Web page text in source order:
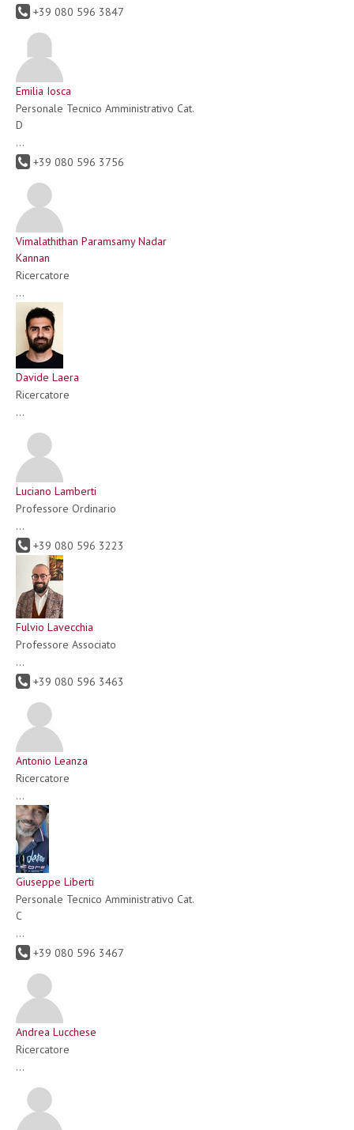
+39 080 596 3847
Emilia Iosca
Personale Tecnico Amministrativo Cat.
D
...
+39 080 596 3756
Vimalathithan Paramsamy Nadar
Kannan
Ricercatore
...
Davide Laera
Ricercatore
...
Luciano Lamberti
Professore Ordinario
...
+39 080 596 3223
Fulvio Lavecchia
Professore Associato
...
+39 080 596 3463
Antonio Leanza
Ricercatore
...
Giuseppe Liberti
Personale Tecnico Amministrativo Cat.
C
...
+39 080 596 3467
Andrea Lucchese
Ricercatore
...